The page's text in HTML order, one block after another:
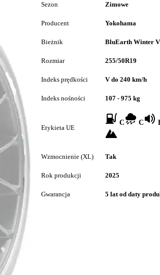
Sezon Zimowe
Producent Yokohama
Bieżnik BluEarth Winter
Rozmiar 255/50R19
Indeks prędkości V do 240 km/h
Indeks nośności 107 - 975 kg
Etykieta UE
C C
Wzmocnienie (XL) Tak
Rok produkcji 2025
Gwarancja 5 lat od daty